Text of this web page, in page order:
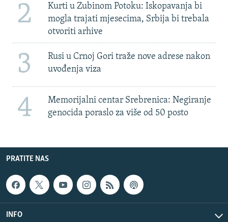
2
Kurti u Zubinom Potoku: Iskopavanja bi
mogla trajati mjesecima, Srbija bi trebala
otvoriti arhive
3
Rusi u Crnoj Gori traže nove adrese nakon
uvođenja viza
4
Memorijalni centar Srebrenica: Negiranje
genocida poraslo za više od 50 posto
PRATITE NAS
INFO